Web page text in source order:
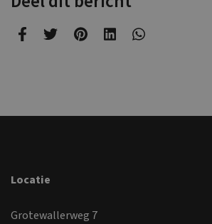
Locatie
Grotewallerweg 7